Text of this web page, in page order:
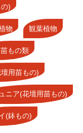
)
物 観葉植物
もの類
用苗もの)
ニア(花壇用苗もの)
(鉢もの)